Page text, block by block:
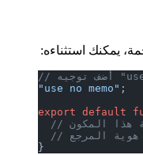
يمكنك استثناءه:
"use no memo"
export default
هذا المكون
هوية المرجع